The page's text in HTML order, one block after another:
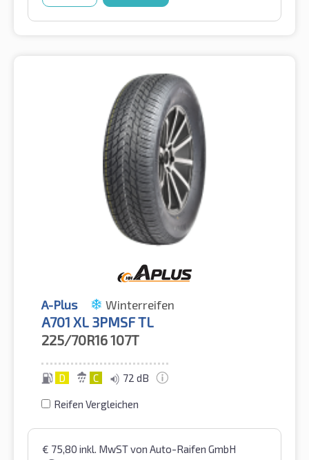
A-Plus Winterreifen
A701 XL 3PMSF TL
225/70R16107T
D C 72 dB
Reifen Vergleichen
€ 75,80 inkl. MwSTvon Auto-Raifen GmbH